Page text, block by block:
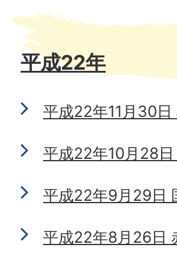
平成22年
平成22年11月30
平成22年10月28
平成22年9月29日
平成22年8月26日